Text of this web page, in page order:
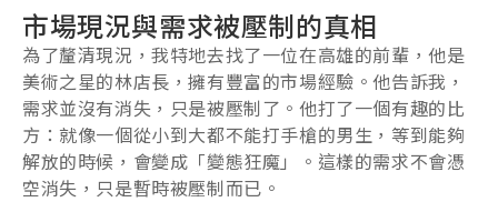
市場現況與需求被壓制的真相
為了釐清現況，我特地去找了一位在高雄的前輩，他是
美術之星的林店長，擁有豐富的市場經驗。他告訴我，
需求並沒有消失，只是被壓制了。他打了一個有趣的比
方：就像一個從小到大都不能打手槍的男生，等到能夠
解放的時候，會變成「變態狂魔」。這樣的需求不會憑
空消失，只是暫時被壓制而已。